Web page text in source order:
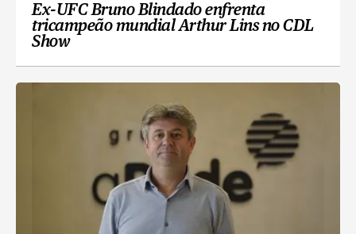
Ex-UFC Bruno Blindado enfrenta
tricampeão mundial Arthur Lins no CDL
Show